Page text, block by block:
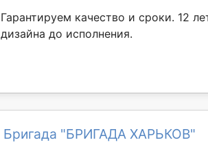
Гарантируем качество и сроки. 12
дизайна до исполнения.
Бригада "БРИГАДА ХАРЬКОВ"